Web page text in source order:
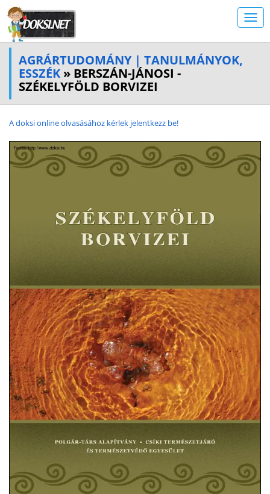
AGRÁRTUDOMÁNY | TANULMÁNYOK,
ESSZÉK » BERSZÁN-JÁNOSI -
SZÉKELYFÖLD BORVIZEI
A doksi online olvasásához kérlek jelentkezz be!